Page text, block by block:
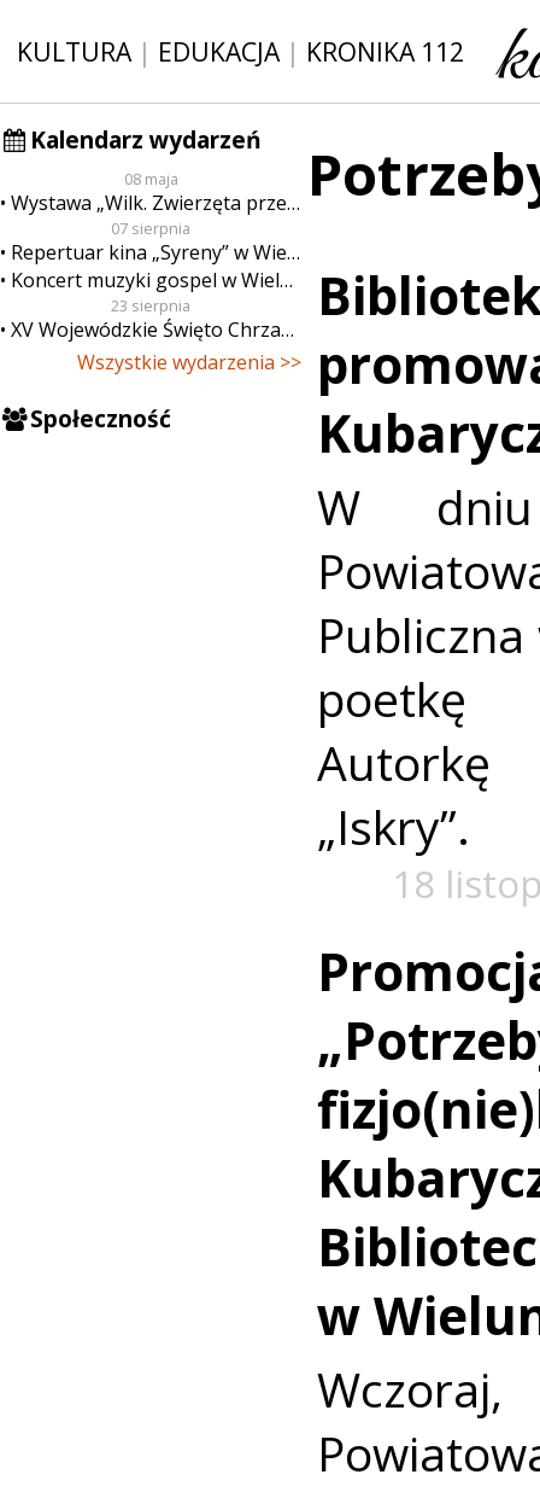
KULTURA| EDUKACJA| KRONIKA 112
Kalendarz wydarzeń
08 maja
Wystawa „Wilk. Zwierzęta przeklęte”
07 sierpnia
Repertuar kina „Syreny” w Wieluniu w dn. od 7 do 13 sierpnia
Koncert muzyki gospel w Wieluniu
23 sierpnia
XV Wojewódzkie Święto Chrzanu
Wszystkie wydarzenia >>
Społeczność
W
poetkę
„Iskry”.
18
w